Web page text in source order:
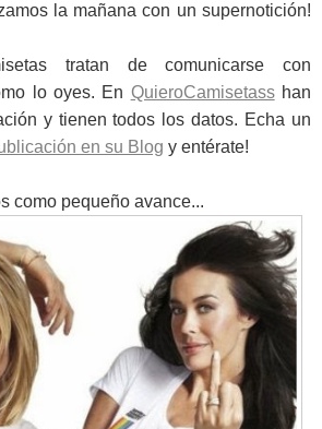
la mañana con un supernotición!
tratan de comunicarse con
lo oyes. En QuieroCamisetasshan
y tienen todos los datos. Echa un
en su Blog y entérate!
como pequeño avance...